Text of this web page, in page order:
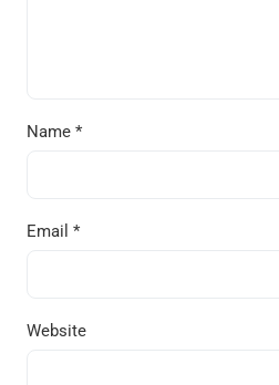
Name *
Email *
Website